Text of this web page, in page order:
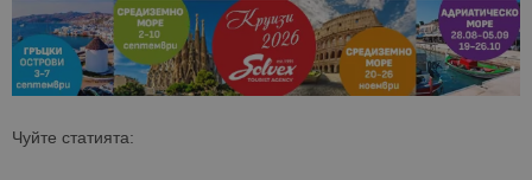
Чуйте статията: